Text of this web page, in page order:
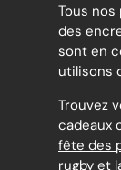
Tous
des
sont en
utilisons
Trouvez
cadeaux
fête des
rugby et